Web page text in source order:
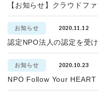
【お知らせ】クラウドフ
お知らせ 2020.11.12
認定NPO法人の認定を受
お知らせ 2020.10.23
NPO Follow Your